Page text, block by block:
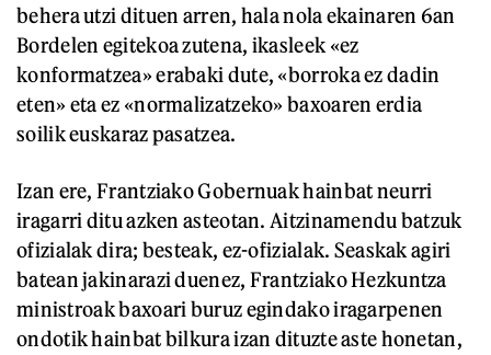
behera utzi dituen arren, hala nola ekainaren 6an
Bordelen egitekoa zutena, ikasleek «ez
konformatzea» erabaki dute, «borroka ez dadin
eten» eta ez «normalizatzeko» baxoaren erdia
soilik euskaraz pasatzea.
Izan ere, Frantziako Gobernuak hainbat neurri
iragarri ditu azken asteotan. Aitzinamendu batzuk
ofizialak dira; besteak, ez-ofizialak. Seaskak agiri
batean jakinarazi duenez, Frantziako Hezkuntza
ministroak baxoari buruz egindako iragarpenen
ondotik hainbat bilkura izan dituzte aste honetan,